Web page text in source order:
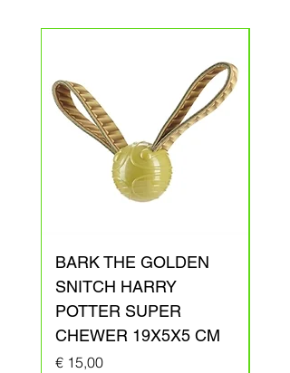
BARK THE GOLDEN
SNITCH HARRY
POTTER SUPER
CHEWER 19X5X5 CM
Prijs
€ 15,00